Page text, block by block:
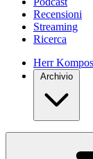
Recensioni
Streaming
Ricerca
Herr
Archivio